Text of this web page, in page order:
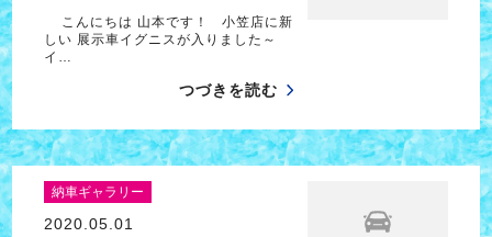
こんにちは 山本です！ 小笠店に新
しい 展示車イグニスが入りました～
イ…
つづきを読む
納車ギャラリー
2020.05.01